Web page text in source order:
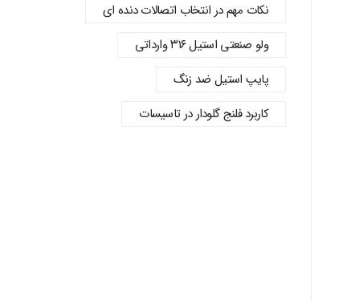
نکات مهم در انتخاب اتصالات دنده‌ ای
ولو صنعتی استیل ۳۱۶ وارداتی
پایپ استیل ضد زنگ
کاربرد فلنج گلودار در تاسیسات